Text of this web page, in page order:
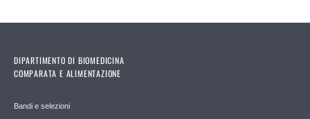
DIPARTIMENTO DI BIOMEDICINA
COMPARATA E ALIMENTAZIONE
Bandi e selezioni